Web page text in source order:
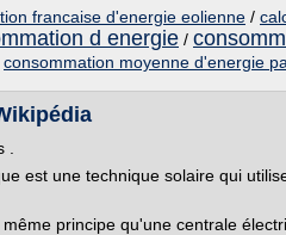
francaise d'energie eolienne /
d energie /
consommation moyenne d'energie
est une technique solaire qui
principe qu'une centrale